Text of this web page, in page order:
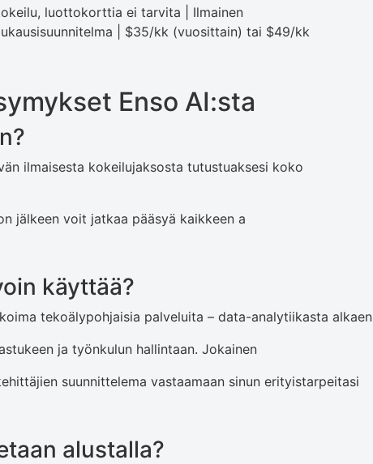
luottokorttia ei tarvita | Ilmainen
| $35/kk (vuosittain) tai $49/kk
Enso AI:sta
ilmaisesta kokeilujaksosta tutustuaksesi koko
jälkeen voit jatkaa pääsyä kaikkeen a
käyttää?
tekoälypohjaisia ​​palveluita – data-analytiikasta alkaen
ja työnkulun hallintaan. Jokainen
suunnittelema vastaamaan sinun erityistarpeitasi
alustalla?